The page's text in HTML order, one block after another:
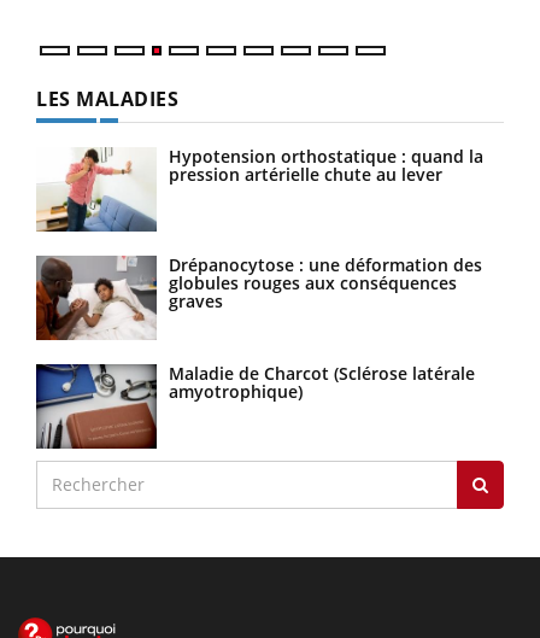
LES MALADIES
Hypotension orthostatique : quand la
pression artérielle chute au lever
Drépanocytose : une déformation des
globules rouges aux conséquences
graves
Maladie de Charcot (Sclérose latérale
amyotrophique)